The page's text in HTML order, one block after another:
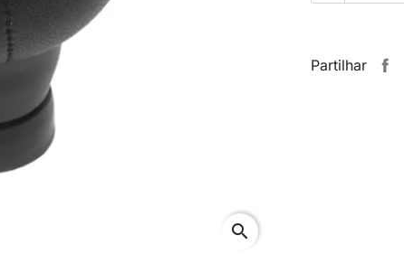
search
Partilhar